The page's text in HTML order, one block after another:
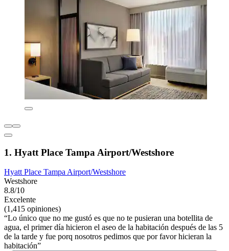
1. Hyatt Place Tampa Airport/Westshore
Hyatt Place Tampa Airport/Westshore
Westshore
8.8/10
Excelente
(1,415 opiniones)
“Lo único que no me gustó es que no te pusieran una botellita de
agua, el primer día hicieron el aseo de la habitación después de las 5
de la tarde y fue porq nosotros pedimos que por favor hicieran la
habitación”